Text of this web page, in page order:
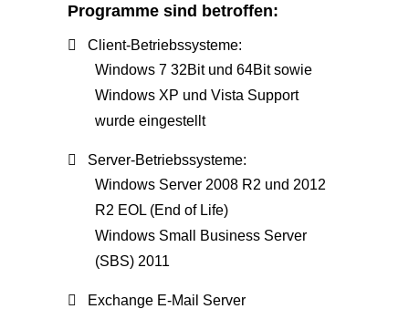
Programme sind betroffen:
Client-Betriebssysteme:
Windows 7 32Bit und 64Bit sowie
Windows XP und Vista Support
wurde eingestellt
Server-Betriebssysteme:
Windows Server 2008 R2 und 2012
R2 EOL (End of Life)
Windows Small Business Server
(SBS) 2011
Exchange E-Mail Server